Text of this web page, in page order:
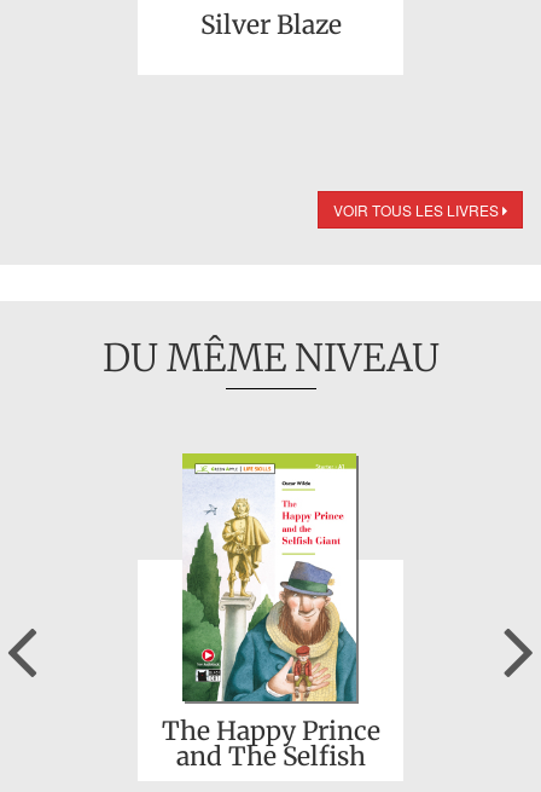
Silver Blaze
VOIR TOUS LES LIVRES
DU MÊME NIVEAU
The Happy Prince
and The Selfish
Previous